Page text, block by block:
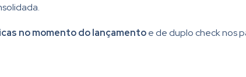
no momento do lançamentoe de duplo check nos